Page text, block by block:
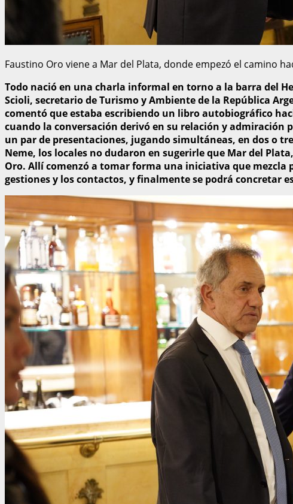
Faustino Oro viene a Mar del Plata, donde empezó el camino
Todo nació en una charla informal en torno a la barra del
Scioli, secretario de Turismo y Ambiente de la República
comentó que estaba escribiendo un libro autobiográfico
cuando la conversación derivó en su relación y
un par de presentaciones, jugando simultáneas, en dos o
Neme, los locales no dudaron en sugerirle que Mar del
Oro. Allí comenzó a tomar forma una iniciativa que
gestiones y los contactos, y finalmente se podrá concretar